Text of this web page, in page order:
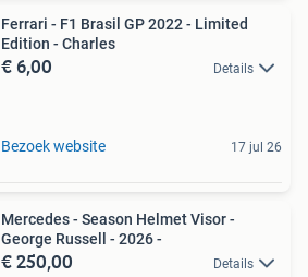
Ferrari - F1 Brasil GP 2022 - Limited
Edition - Charles
€ 6,00 Details
Bezoek website 17 jul 26
Mercedes - Season Helmet Visor -
George Russell - 2026 -
€ 250,00 Details